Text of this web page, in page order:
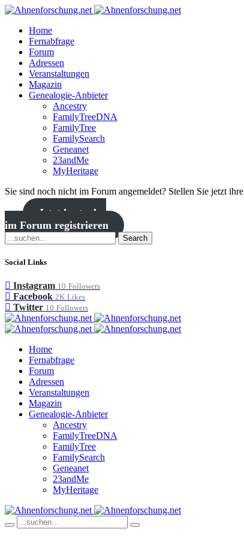
Home
Fernabfrage
Forum
Adressen
Veranstaltungen
Magazin
Genealogie-Anbieter
Ancestry
FamilyTreeDNA
FamilyTree
FamilySearch
Geneanet
23andMe
MyHeritage
Sie sind noch nicht im Forum angemeldet? Stellen Sie jetzt
Jetzt kostenlos
im Forum registrieren
Search
Social Links
Instagram 10 Followers
Facebook 2K Likes
Twitter 10 Followers
Home
Fernabfrage
Forum
Adressen
Veranstaltungen
Magazin
Genealogie-Anbieter
Ancestry
FamilyTreeDNA
FamilyTree
FamilySearch
Geneanet
23andMe
MyHeritage